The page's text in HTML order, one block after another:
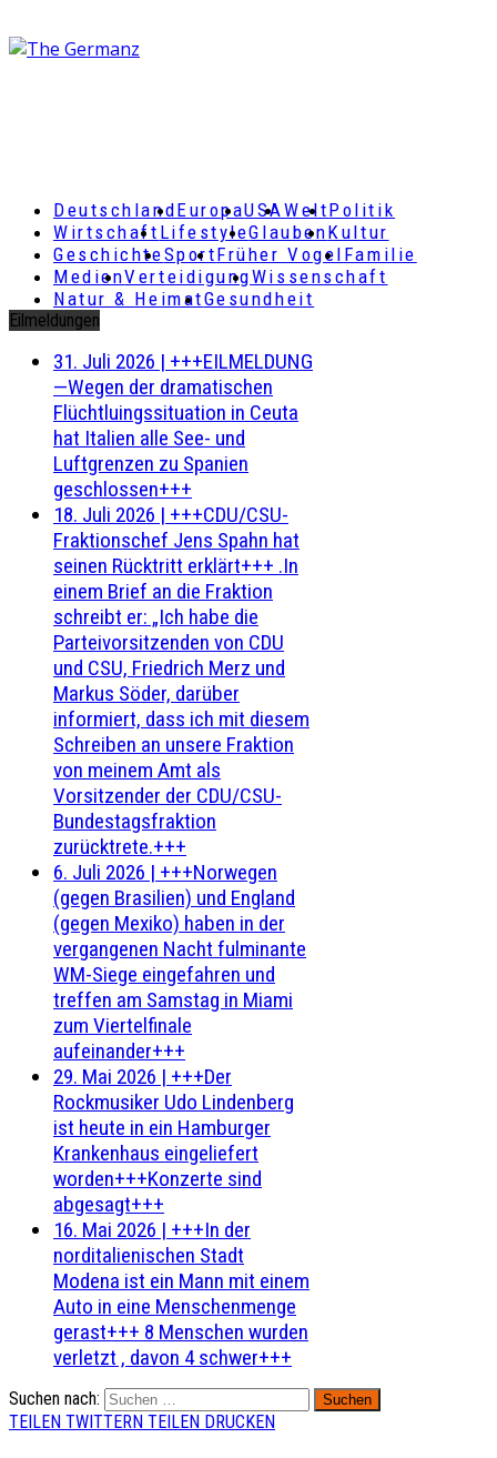
DeutschlandEuropaUSAWeltPolitik
Wirtschaft LifestyleGlaubenKultur
GeschichteSportFrüher Vogel Familie
MedienVerteidigungWissenschaft
Natur & HeimatGesundheit
Eilmeldungen
31. Juli 2026 | +++EILMELDUNG
—Wegen der dramatischen
Flüchtluingssituation in Ceuta
hat Italien alle See- und
Luftgrenzen zu Spanien
geschlossen+++
18. Juli 2026 | +++CDU/CSU-
Fraktionschef Jens Spahn hat
seinen Rücktritt erklärt+++ .In
einem Brief an die Fraktion
schreibt er: „Ich habe die
Parteivorsitzenden von CDU
und CSU, Friedrich Merz und
Markus Söder, darüber
informiert, dass ich mit diesem
Schreiben an unsere Fraktion
von meinem Amt als
Vorsitzender der CDU/CSU-
Bundestagsfraktion
zurücktrete.+++
6. Juli 2026 | +++Norwegen
(gegen Brasilien) und England
(gegen Mexiko) haben in der
vergangenen Nacht fulminante
WM-Siege eingefahren und
treffen am Samstag in Miami
zum Viertelfinale
aufeinander+++
29. Mai 2026 | +++Der
Rockmusiker Udo Lindenberg
ist heute in ein Hamburger
Krankenhaus eingeliefert
worden+++Konzerte sind
abgesagt+++
16. Mai 2026 | +++In der
norditalienischen Stadt
Modena ist ein Mann mit einem
Auto in eine Menschenmenge
gerast+++ 8 Menschen wurden
verletzt , davon 4 schwer+++
Suchen nach:
TEILEN TWITTERN TEILEN DRUCKEN